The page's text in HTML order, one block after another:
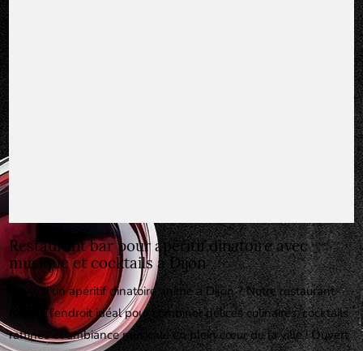
Restaurant bar pour apéritif dinatoire avec
musique et cocktails à Dijon
Envie d'un apéritif dinatoire animé à Dijon ? Notre restaurant-
bar est l'endroit idéal pour combiner délices culinaires, cocktails
raffinés et ambiance musicale en plein cœur de la ville ! Ouvert